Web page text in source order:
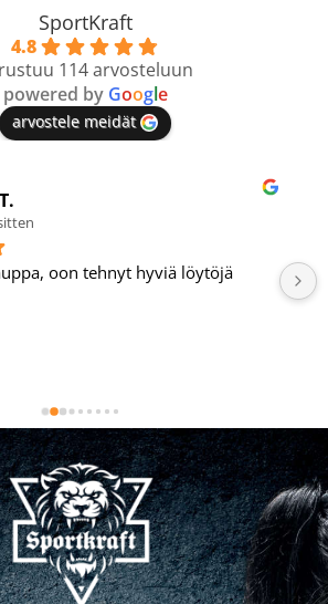
SportKraft
4.8
114 arvosteluun
powered by Google
arvostele meidät